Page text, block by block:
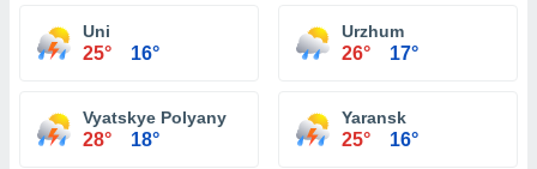
Uni
25° 16°
Urzhum
26° 17°
Vyatskye Polyany
28° 18°
Yaransk
25° 16°